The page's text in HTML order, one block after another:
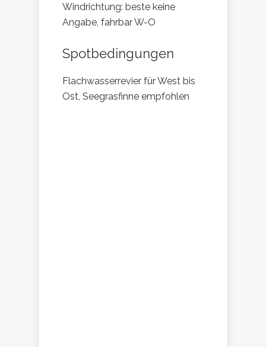
Windrichtung: beste keine
Angabe, fahrbar W-O
Spotbedingungen
Flachwasserrevier für West bis
Ost, Seegrasfinne empfohlen